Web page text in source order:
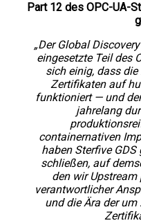
Part 12 des OPC-UA-
„Der Global
eingesetzte Teil des
sich einig, dass
Zertifikaten auf
funktioniert — und
jahrelang
containernativen
haben Sterfive
schließen, auf
den wir Upstream
verantwortlicher
und die Ära der